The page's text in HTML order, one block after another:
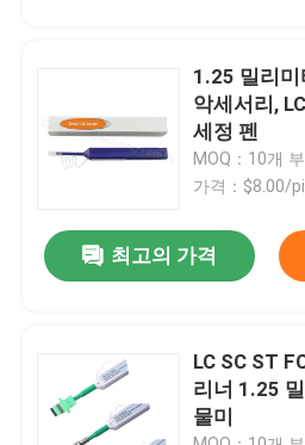
공장 투어
견적 요청
섬유 케이블 조립체
섬유 케이블 패치 코드
1.25 밀리
악세서리, LC MU 원 클릭 광섬유
세정 펜
MOQ：10개
가격：$8.00/
최고의 가격
LC SC ST
리너 1.25
물미